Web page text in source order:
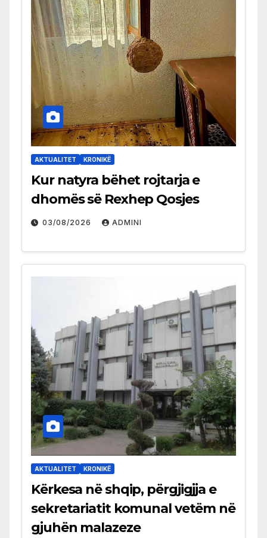
AKTUALITET KRONIKË
Kur natyra bëhet rojtarja e
dhomës së Rexhep Qosjes
03/08/2026 ADMINI
AKTUALITET KRONIKË
Kërkesa në shqip, përgjigjja e
sekretariatit komunal vetëm në
gjuhën malazeze